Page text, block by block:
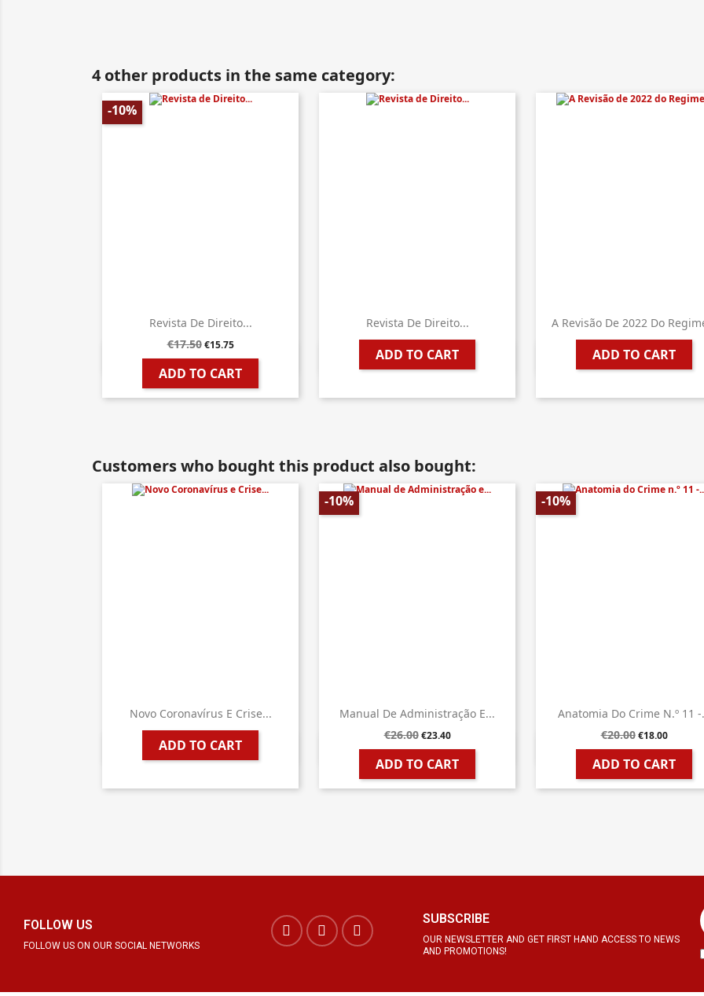
4 other products in the same category:
Revista De Direito...
€17.50 €15.75
ADD TO CART
-10%
 Quick view
Revista De Direito...
ADD TO CART
 Quick view
A Revisão De 2022 Do
ADD TO CART
 Quick view
Customers who bought this product also bought:
Novo Coronavírus E Crise...
ADD TO CART
 Quick view
Manual De Administração E...
€26.00 €23.40
ADD TO CART
-10%
 Quick view
Anatomia Do Crime N.º 11 -
€20.00 €18.00
ADD TO CART
-10%
 Quick view
FOLLOW US
FOLLOW US ON OUR SOCIAL NETWORKS
SUBSCRIBE
OUR NEWSLETTER AND GET FIRST HAND ACCESS TO NEWS
AND PROMOTIONS!